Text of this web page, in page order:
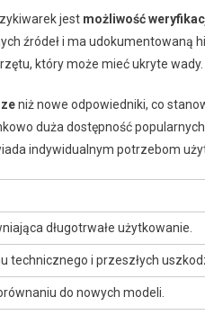
jest możliwość
źródeł i ma udokumentowaną
który może mieć ukryte wady.
niż nowe odpowiedniki, co
duża dostępność
indywidualnym potrzebom
długotrwałe użytkowanie.
technicznego i przeszłych
do nowych modeli.